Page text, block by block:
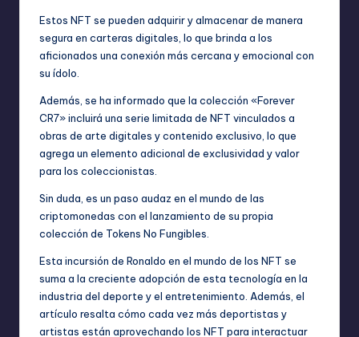
Estos NFT se pueden adquirir y almacenar de manera
segura en carteras digitales, lo que brinda a los
aficionados una conexión más cercana y emocional con
su ídolo.
Además, se ha informado que la colección «Forever
CR7» incluirá una serie limitada de NFT vinculados a
obras de arte digitales y contenido exclusivo, lo que
agrega un elemento adicional de exclusividad y valor
para los coleccionistas.
Sin duda, es un paso audaz en el mundo de las
criptomonedas con el lanzamiento de su propia
colección de Tokens No Fungibles.
Esta incursión de Ronaldo en el mundo de los NFT se
suma a la creciente adopción de esta tecnología en la
industria del deporte y el entretenimiento. Además, el
artículo resalta cómo cada vez más deportistas y
artistas están aprovechando los NFT para interactuar